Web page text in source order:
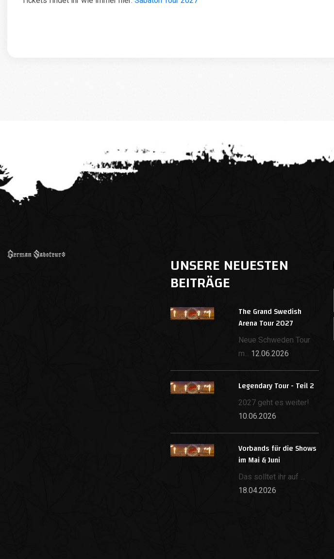
UNSERE NEUESTEN
BEITRÄGE
The Grand Swedish
Arena Tour 2027
Neue Schweden Tour
m... 12.06.2026
Legendary Tour - Teil 2
2027 geht es weiter!
10.06.2026
Vorbands für die Shows
im Mai & Juni
Das solltet ihr auf ...
18.04.2026